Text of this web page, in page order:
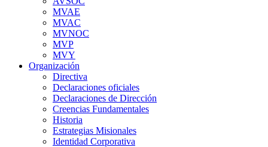
MVAE
MVAC
MVNOC
MVP
MVY
Organización
Directiva
Declaraciones oficiales
Declaraciones de Dirección
Creencias Fundamentales
Historia
Estrategias Misionales
Identidad Corporativa